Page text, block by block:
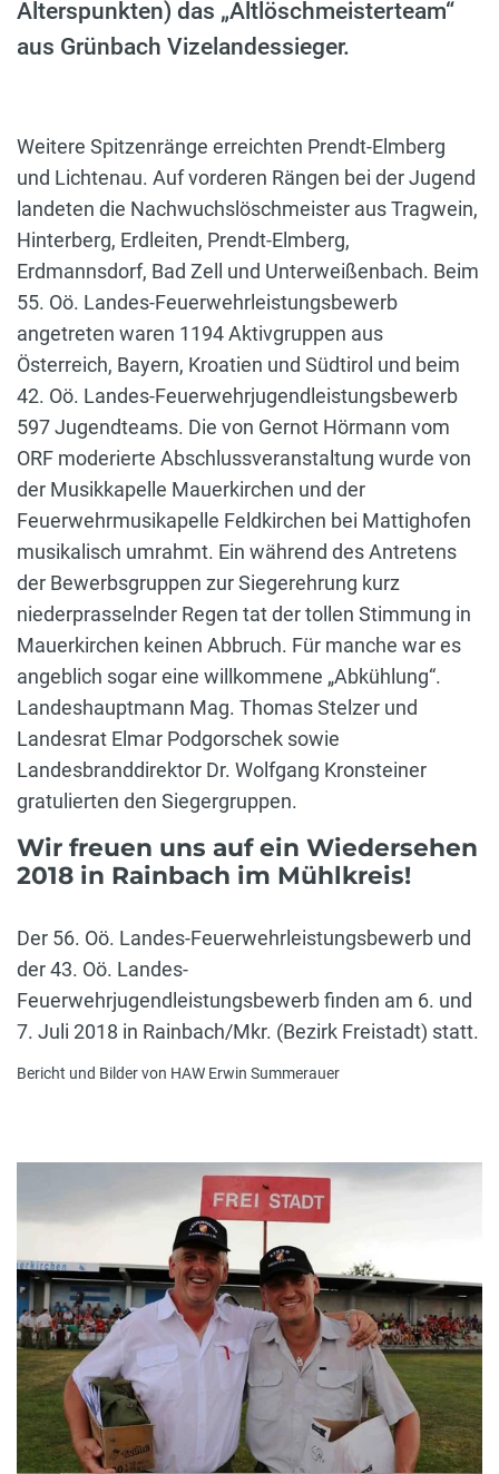
Alterspunkten) das „Altlöschmeisterteam“
aus Grünbach Vizelandessieger.
Weitere Spitzenränge erreichten Prendt-Elmberg
und Lichtenau. Auf vorderen Rängen bei der Jugend
landeten die Nachwuchslöschmeister aus Tragwein,
Hinterberg, Erdleiten, Prendt-Elmberg,
Erdmannsdorf, Bad Zell und Unterweißenbach. Beim
55. Oö. Landes-Feuerwehrleistungsbewerb
angetreten waren 1194 Aktivgruppen aus
Österreich, Bayern, Kroatien und Südtirol und beim
42. Oö. Landes-Feuerwehrjugendleistungsbewerb
597 Jugendteams. Die von Gernot Hörmann vom
ORF moderierte Abschlussveranstaltung wurde von
der Musikkapelle Mauerkirchen und der
Feuerwehrmusikapelle Feldkirchen bei Mattighofen
musikalisch umrahmt. Ein während des Antretens
der Bewerbsgruppen zur Siegerehrung kurz
niederprasselnder Regen tat der tollen Stimmung in
Mauerkirchen keinen Abbruch. Für manche war es
angeblich sogar eine willkommene „Abkühlung“.
Landeshauptmann Mag. Thomas Stelzer und
Landesrat Elmar Podgorschek sowie
Landesbranddirektor Dr. Wolfgang Kronsteiner
gratulierten den Siegergruppen.
Wir freuen uns auf ein Wiedersehen
2018 in Rainbach im Mühlkreis!
Der 56. Oö. Landes-Feuerwehrleistungsbewerb und
der 43. Oö. Landes-
Feuerwehrjugendleistungsbewerb finden am 6. und
7. Juli 2018 in Rainbach/Mkr. (Bezirk Freistadt) statt.
Bericht und Bilder von HAW Erwin Summerauer